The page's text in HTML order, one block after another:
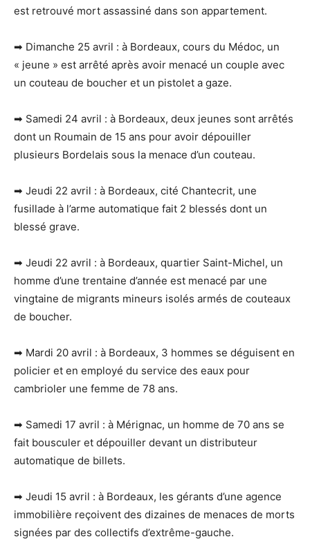
est retrouvé mort assassiné dans son appartement.
➡ Dimanche 25 avril : à Bordeaux, cours du Médoc, un
« jeune » est arrêté après avoir menacé un couple avec
un couteau de boucher et un pistolet a gaze.
➡ Samedi 24 avril : à Bordeaux, deux jeunes sont arrêtés
dont un Roumain de 15 ans pour avoir dépouiller
plusieurs Bordelais sous la menace d’un couteau.
➡ Jeudi 22 avril : à Bordeaux, cité Chantecrit, une
fusillade à l’arme automatique fait 2 blessés dont un
blessé grave.
➡ Jeudi 22 avril : à Bordeaux, quartier Saint-Michel, un
homme d’une trentaine d’année est menacé par une
vingtaine de migrants mineurs isolés armés de couteaux
de boucher.
➡ Mardi 20 avril : à Bordeaux, 3 hommes se déguisent en
policier et en employé du service des eaux pour
cambrioler une femme de 78 ans.
➡ Samedi 17 avril : à Mérignac, un homme de 70 ans se
fait bousculer et dépouiller devant un distributeur
automatique de billets.
➡ Jeudi 15 avril : à Bordeaux, les gérants d’une agence
immobilière reçoivent des dizaines de menaces de morts
signées par des collectifs d’extrême-gauche.